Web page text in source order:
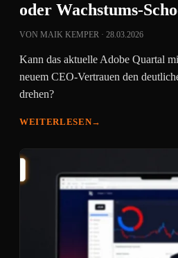
oder Wachstums-
VON MAIK KEMPER · 28.03.2026
Kann das aktuelle Adobe Quartal
neuem CEO-Vertrauen den
drehen?
WEITERLESEN→